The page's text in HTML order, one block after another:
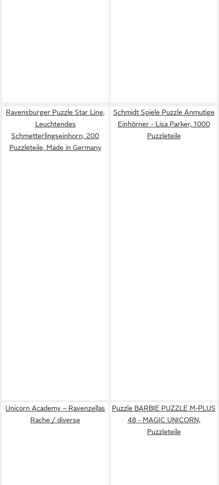
Ravensburger Puzzle Star Line,
Leuchtendes
Schmetterlingseinhorn, 200
Puzzleteile, Made in Germany
Schmidt Spiele Puzzle Anmutige
Einhörner - Lisa Parker, 1000
Puzzleteile
Unicorn Academy – Ravenzellas
Rache / diverse
Puzzle BARBIE PUZZLE M-PLUS
48 - MAGIC UNICORN,
Puzzleteile